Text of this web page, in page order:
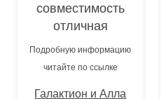
совместимость
отличная
Подробную информацию
читайте по ссылке
Галактион и Алла